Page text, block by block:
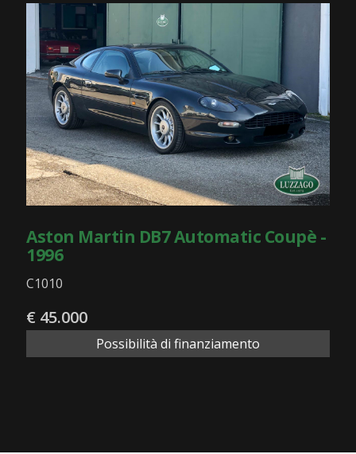
Aston Martin DB7 Automatic Coupè -
1996
C1010
€ 45.000
Possibilità di finanziamento